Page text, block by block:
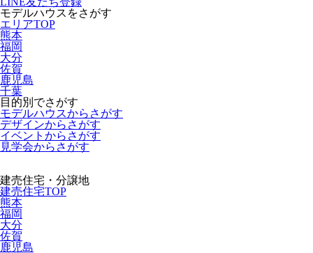
モデルハウスをさがす
エリアTOP
熊本
福岡
大分
佐賀
鹿児島
千葉
目的別でさがす
モデルハウスからさがす
デザインからさがす
イベントからさがす
見学会からさがす
建売住宅・分譲地
建売住宅TOP
熊本
福岡
大分
佐賀
鹿児島